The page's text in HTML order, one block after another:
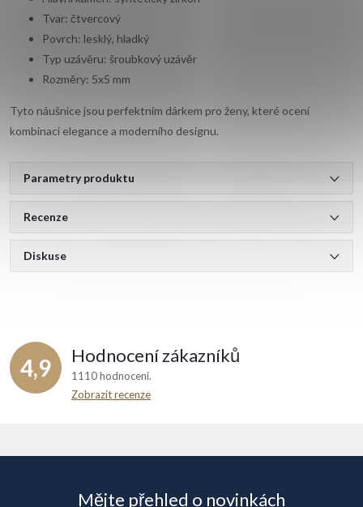
Tvar: čtvercový
Povrch: lesklý, hladký
Typ uzávěru: šroubkový uzávěr
Rozměry: 5x5 mm
Tyto náušnice jsou perfektním dárkem pro ženy, které ocení
kombinaci elegance a moderního designu.
Parametry produktu
Recenze
Diskuse
4,9 Hodnocení zákazníků
1110 hodnocení
Zobrazit recenze
Mějte přehled o novinkách